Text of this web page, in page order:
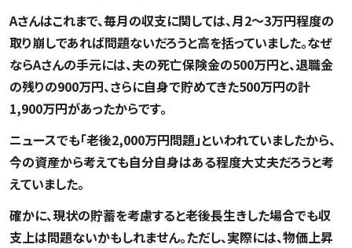
Aさんはこれまで、毎月の収支に関しては、月2～3万円程度の
取り崩しであれば問題ないだろうと高を括っていました。なぜ
ならAさんの手元には、夫の死亡保険金の500万円と、退職金
の残りの900万円、さらに自身で貯めてきた500万円の計
1,900万円があったからです。
ニュースでも「老後2,000万円問題」といわれていましたから、
今の資産から考えても自分自身はある程度大丈夫だろうと考
えていました。
確かに、現状の貯蓄を考慮すると老後長生きした場合でも収
支上は問題ないかもしれません。ただし、実際には、物価上昇